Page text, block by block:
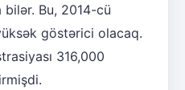
bilər. Bu, 2014-cü
göstərici olacaq.
316,000